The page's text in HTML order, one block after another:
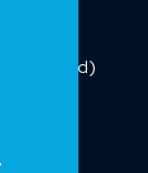
(Hybrid)